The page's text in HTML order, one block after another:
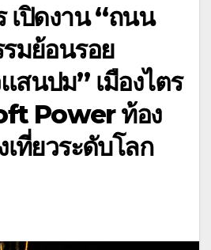
เปิดงาน “ถนน
มย้อนรอย
สนปม” เมืองไตร
Power ท้อง
ที่ยวระดับโลก